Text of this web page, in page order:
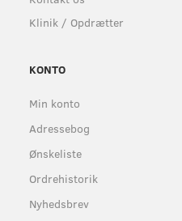
Klinik / Opdrætter
KONTO
Min konto
Adressebog
Ønskeliste
Ordrehistorik
Nyhedsbrev